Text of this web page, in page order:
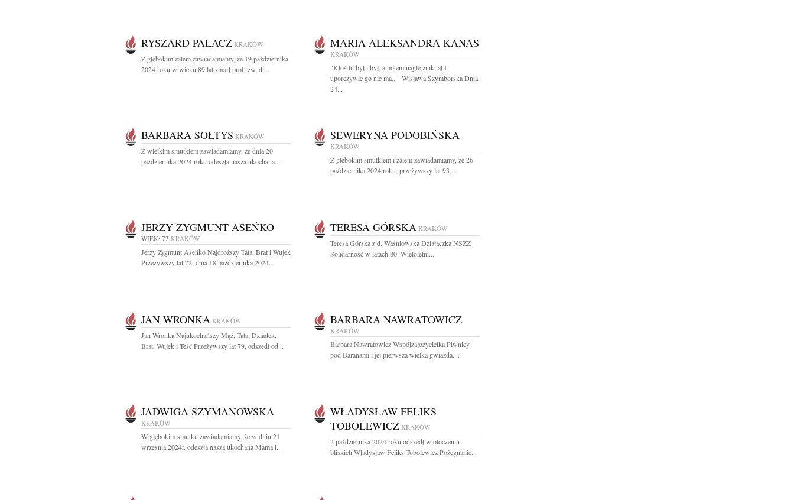
RYSZARD PALACZ KRAKÓW
Z głębokim żalem zawiadamiamy, że 19 października
2024 roku w wieku 89 lat zmarł prof. zw. dr...
MARIA ALEKSANDRA KANAS
KRAKÓW
"Ktoś tu był i był, a potem nagle zniknął I
uporczywie go nie ma..." Wisława Szymborska Dnia
24...
BARBARA SOŁTYS KRAKÓW
Z wielkim smutkiem zawiadamiamy, że dnia 20
października 2024 roku odeszła nasza ukochana...
SEWERYNA PODOBIŃSKA
KRAKÓW
Z głębokim smutkiem i żalem zawiadamiamy, że 26
października 2024 roku, przeżywszy lat 93,...
JERZY ZYGMUNT ASEŃKO
WIEK: 72 KRAKÓW
Jerzy Zygmunt Aseńko Najdroższy Tata, Brat i Wujek
Przeżywszy lat 72, dnia 18 października 2024...
TERESA GÓRSKA KRAKÓW
Teresa Górska z d. Waśniowska Działaczka NSZZ
Solidarność w latach 80. Wieloletni...
JAN WRONKA KRAKÓW
Jan Wronka Najukochańszy Mąż, Tata, Dziadek,
Brat, Wujek i Teść Przeżywszy lat 79, odszedł od...
BARBARA NAWRATOWICZ
KRAKÓW
Barbara Nawratowicz Współzałożycielka Piwnicy
pod Baranami i jej pierwsza wielka gwiazda....
JADWIGA SZYMANOWSKA
KRAKÓW
W głębokim smutku zawiadamiamy, że w dniu 21
września 2024r. odeszła nasza ukochana Mama i...
WŁADYSŁAW FELIKS
TOBOLEWICZ KRAKÓW
2 października 2024 roku odszedł w otoczeniu
bliskich Władysław Feliks Tobolewicz Pożegnanie...